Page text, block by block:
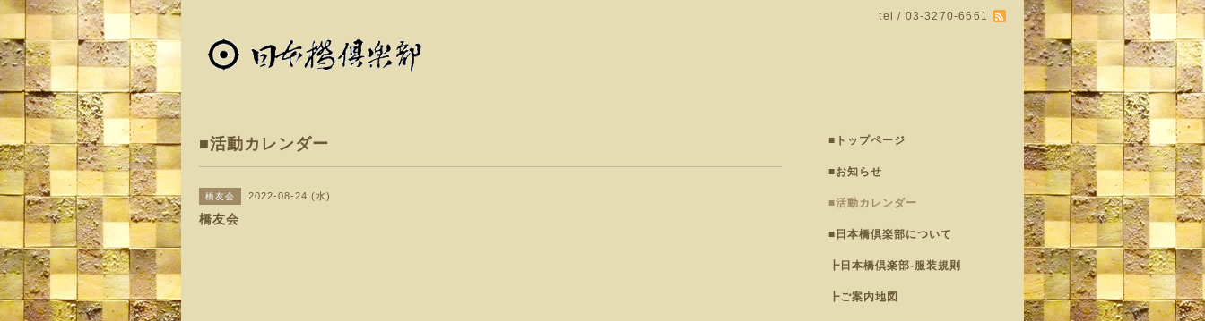
tel / 03-3270-6661
■活動カレンダー
橋友会 2022-08-24 (水)
橋友会
■トップページ
■お知らせ
■活動カレンダー
■日本橋倶楽部について
┣日本橋倶楽部-服装規則
┣ご案内地図